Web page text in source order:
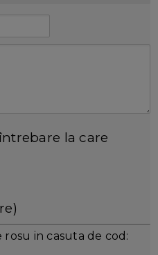
la care
in casuta de cod: